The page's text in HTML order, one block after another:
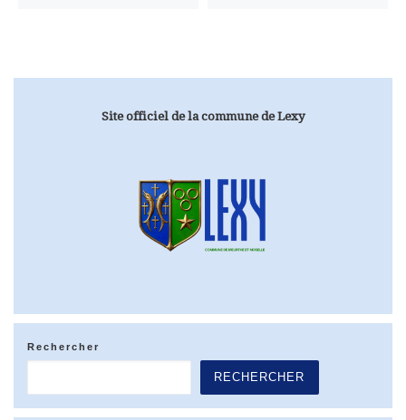
Site officiel de la commune de Lexy
Rechercher
RECHERCHER